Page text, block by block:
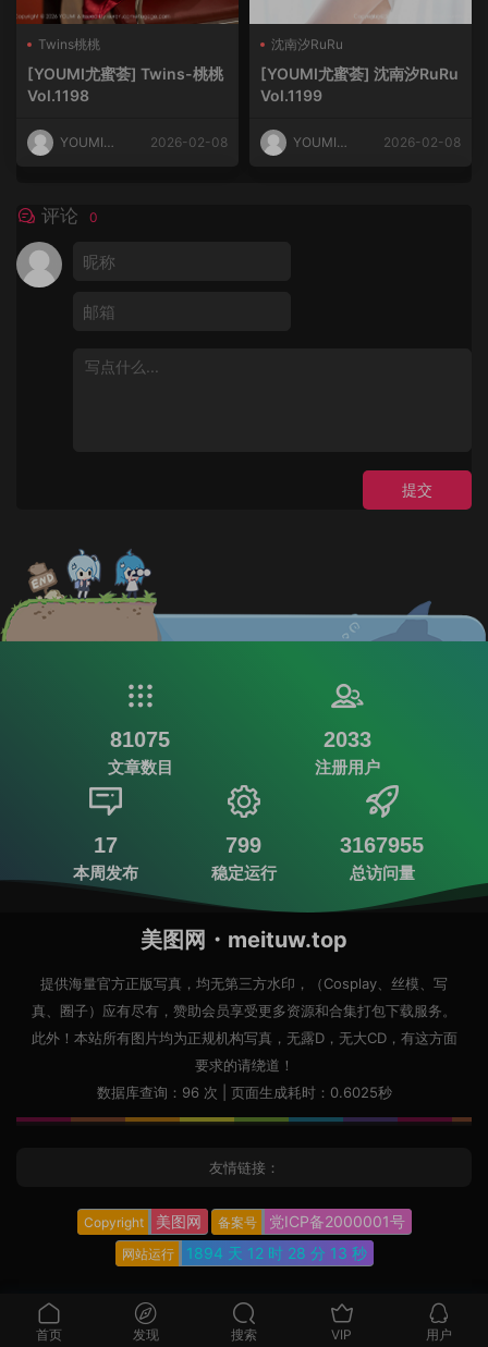
Twins桃桃
[YOUMI尤蜜荟] Twins-桃桃
Vol.1198
YOUMI尤
2026-02-08
沈南汐RuRu
[YOUMI尤蜜荟] 沈南汐RuRu
Vol.1199
YOUMI尤
2026-02-08
评论 0
提交
81075
文章数目
2033
注册用户
17
本周发布
799
稳定运行
3167955
总访问量
美图网・meituw.top
提供海量官方正版写真，均无第三方水印，（Cosplay、丝模、写
真、圈子）应有尽有，赞助会员享受更多资源和合集打包下载服务。
此外！本站所有图片均为正规机构写真，无露D，无大CD，有这方面
要求的请绕道！
数据库查询：96 次 | 页面生成耗时：0.6025秒
友情链接：
Copyright 美图网 备案号 党ICP备2000001号
网站运行 1894 天 12 时 28 分 14 秒
首页 发现 搜索 VIP 用户